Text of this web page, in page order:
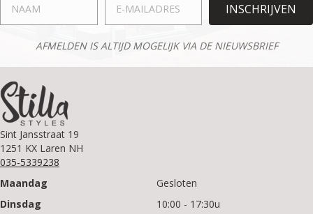
INSCHRIJVEN
AFMELDEN IS ALTIJD MOGELIJK VIA DE NIEUWSBRIEF
Sint Jansstraat 19
1251 KX Laren NH
035-5339238
Maandag
Gesloten
Dinsdag
10:00 - 17:30u